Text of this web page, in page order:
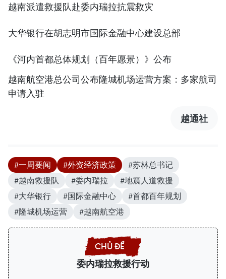
越南派遣救援队赴委内瑞拉抗震救灾
大华银行在胡志明市国际金融中心建设总部
《河内首都总体规划（百年愿景）》公布
越南航空港总公司公布隆城机场运营方案：多家航司
申请入驻
越通社
#一周要闻 #外资经济政策
#苏林总书记
#越南救援队
#委内瑞拉
#地震人道救援
#大华银行
#国际金融中心
#首都百年规划
#隆城机场运营
#越南航空港
委内瑞拉救援行动